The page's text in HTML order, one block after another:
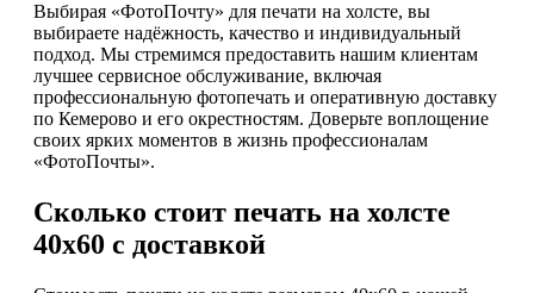
Выбирая «ФотоПочту» для печати на холсте, вы
выбираете надёжность, качество и индивидуальный
подход. Мы стремимся предоставить нашим клиентам
лучшее сервисное обслуживание, включая
профессиональную фотопечать и оперативную доставку
по Кемерово и его окрестностям. Доверьте воплощение
своих ярких моментов в жизнь профессионалам
«ФотоПочты».
Сколько стоит печать на холсте
40х60 с доставкой